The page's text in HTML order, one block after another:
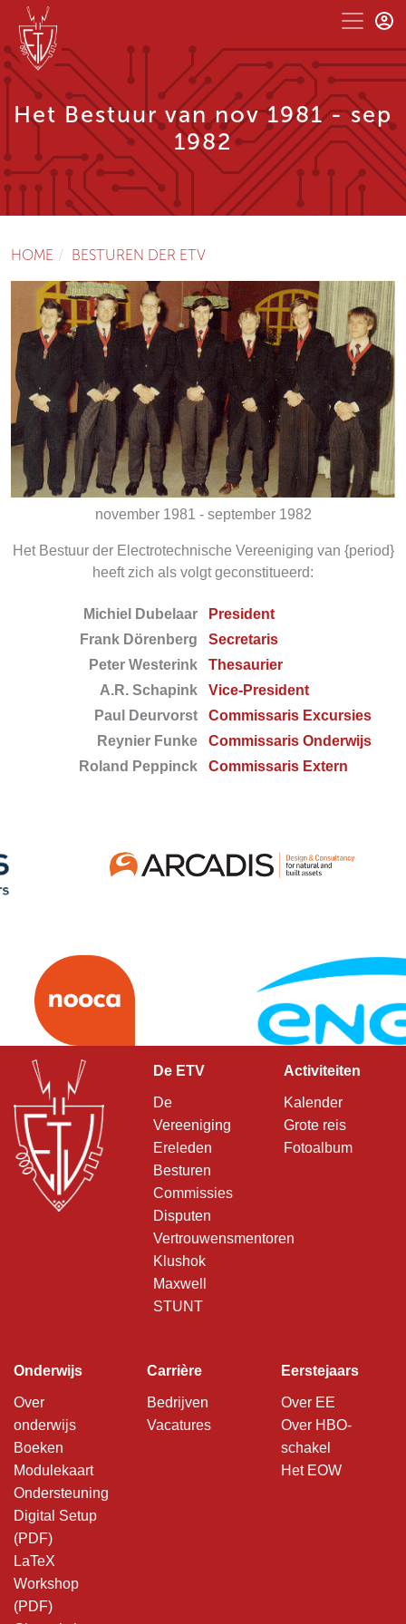
Het Bestuur van nov 1981 - sep
1982
HOME BESTUREN DER ETV
november 1981 - september 1982
Het Bestuur der Electrotechnische Vereeniging van {period}
heeft zich als volgt geconstitueerd:
Michiel Dubelaar
President
Frank Dörenberg
Secretaris
Peter Westerink
Thesaurier
A.R. Schapink
Vice-President
Paul Deurvorst
Commissaris Excursies
Reynier Funke
Commissaris Onderwijs
Roland Peppinck
Commissaris Extern
De ETV
De
Vereeniging
Ereleden
Besturen
Commissies
Disputen
Vertrouwensmentoren
Klushok
Maxwell
STUNT
Activiteiten
Kalender
Grote reis
Fotoalbum
Onderwijs
Over
onderwijs
Boeken
Modulekaart
Ondersteuning
Digital Setup
(PDF)
LaTeX
Workshop
(PDF)
Carrière
Bedrijven
Vacatures
Eerstejaars
Over EE
Over HBO-
schakel
Het EOW